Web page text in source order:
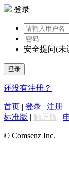
登录
安全提问(未
登录
还没有注册？
首页 | 登录 | 注册
标准版 | 触屏版 |
© Comsenz Inc.